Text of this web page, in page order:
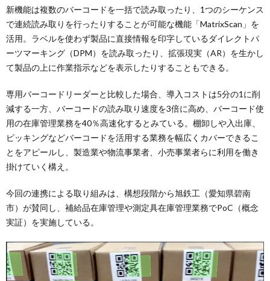
新機能は複数のバーコードを一括で読み取ったり、1つのシーケンス
で連続読み取りを行ったりすることが可能な機能「MatrixScan」を
活用。ラベルを使わず製品に直接情報を印字しているダイレクトパ
ーツマーキング（DPM）を読み取ったり、拡張現実（AR）を生かし
て製品の上に作業指示などを表示したりすることもできる。
専用バーコードリーダーと比較した場合、導入コストは5分の1に削
減する一方、バーコードの読み取り速度を3倍に高め、バーコード使
用の在庫管理業務を40％高速化するとみている。棚卸しや入出庫、
ピッキングなどバーコードを活用する業務を幅広くカバーできるこ
とをアピールし、製造業や物流事業者、小売事業者らに利用を働き
掛けていく構え。
今回の連携による取り組みは、構想段階から旭鉄工（愛知県碧南
市）が賛同し、補給品在庫管理や測定具在庫管理業務でPoC（概念
実証）を実施している。